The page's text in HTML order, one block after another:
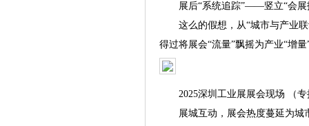
展后“系统追踪”——竖立“会展招
这么的假想，从“城市与产业联
得过将展会“流量”飘摇为产业“增
2025深圳工业展展会现场 （专
展城互动，展会热度蔓延为城